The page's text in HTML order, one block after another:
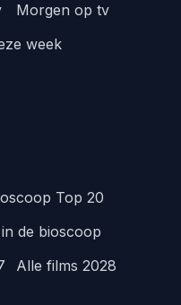
Morgen op tv
week
Top 20
de bioscoop
Alle films 2028